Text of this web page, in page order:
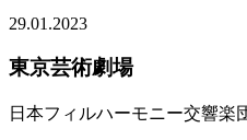
29.01.2023
東京芸術劇場
日本フィルハーモニー交響楽